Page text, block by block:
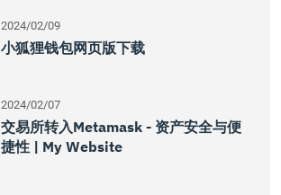
2024/02/09
小狐狸钱包网页版下载
2024/02/07
交易所转入Metamask - 资产安全与便
捷性 | My Website